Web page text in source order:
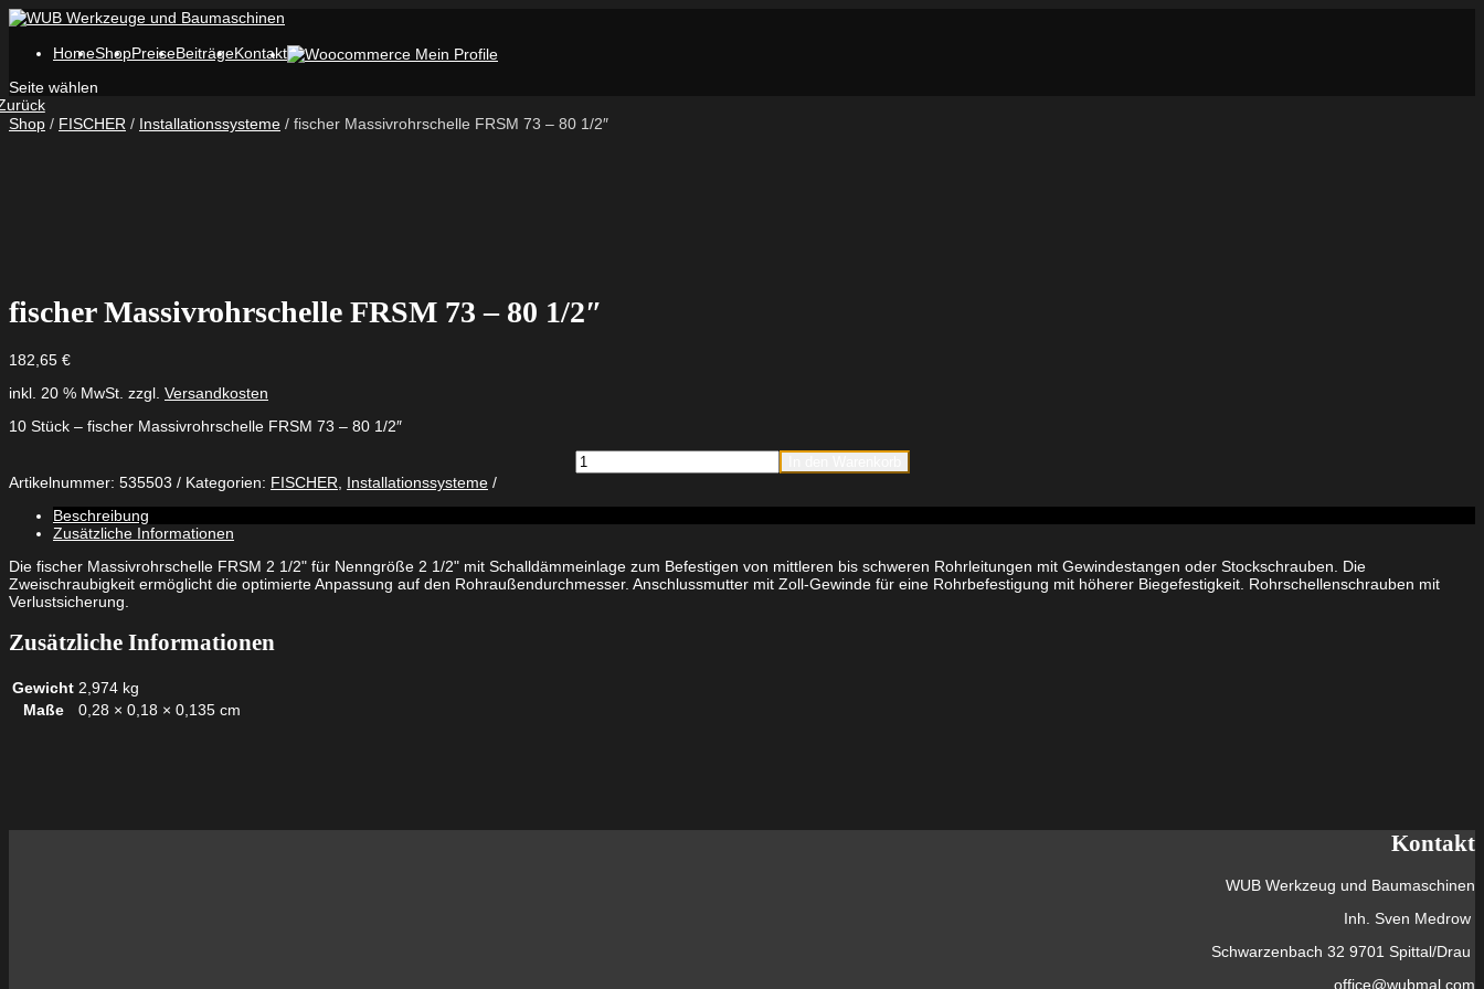
HomeShopPreiseBeiträgeKontakt
Seite wählen
Shop / FISCHER / Installationssysteme / fischer Massivrohrschelle FRSM 73 – 80 1/2″
fischer Massivrohrschelle FRSM 73 – 80 1/2″
182,65 €
inkl. 20 % MwSt. zzgl. Versandkosten
10 Stück – fischer Massivrohrschelle FRSM 73 – 80 1/2″
fischer
Massivrohrschelle
73
-
1/2"
Menge
Artikelnummer: 535503 Kategorien: FISCHER
Installationssysteme
Beschreibung
Zusätzliche Informationen
Die fischer Massivrohrschelle FRSM 2 1/2" für Nenngröße 2 1/2" mit Schalldämmeinlage zum Befestigen von mittleren bis schweren Rohrleitungen mit Gewindestangen oder Stockschrauben. Die
Zweischraubigkeit ermöglicht die optimierte Anpassung auf den Rohraußendurchmesser. Anschlussmutter mit Zoll-Gewinde für eine Rohrbefestigung mit höherer Biegefestigkeit. Rohrschellenschrauben mit
Verlustsicherung.
Zusätzliche Informationen
Gewicht 2,974 kg
Maße
0,28 × 0,18 × 0,135 cm
Kontakt
WUB Werkzeug und Baumaschinen
Inh. Sven Medrow
Schwarzenbach 32 9701 Spittal/Drau
office@wubmal.com